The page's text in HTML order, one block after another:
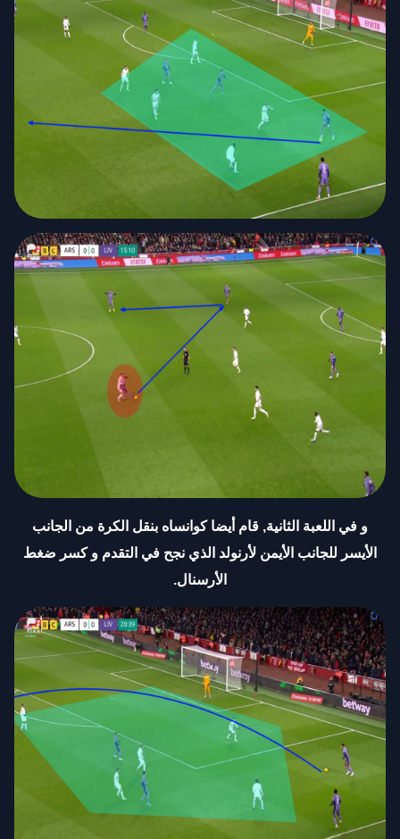
و في اللعبة الثانية, قام أيضا كوانساه بنقل الكرة من الجانب
الأيسر للجانب الأيمن لأرنولد الذي نجح في التقدم و كسر ضغط
الأرسنال.